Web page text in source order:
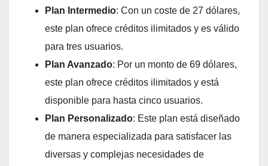
Plan Intermedio: Con un coste de 27 dólares,
este plan ofrece créditos ilimitados y es válido
para tres usuarios.
Plan Avanzado: Por un monto de 69 dólares,
este plan ofrece créditos ilimitados y está
disponible para hasta cinco usuarios.
Plan Personalizado: Este plan está diseñado
de manera especializada para satisfacer las
diversas y complejas necesidades de